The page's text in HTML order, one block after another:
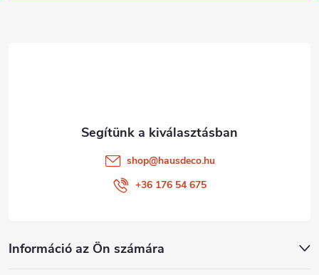
Információ az Ön számára
shop@hausdeco.hu
+36 176 54 675